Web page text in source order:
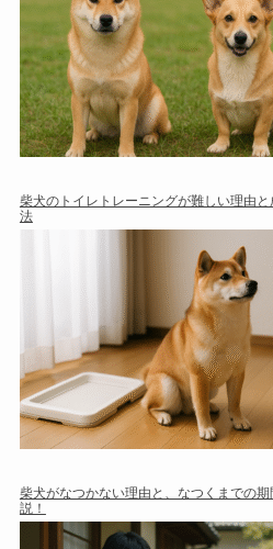
柴犬のトイレトレーニングが難しい理由
法
柴犬がなつかない理由と、なつくまでの
説！